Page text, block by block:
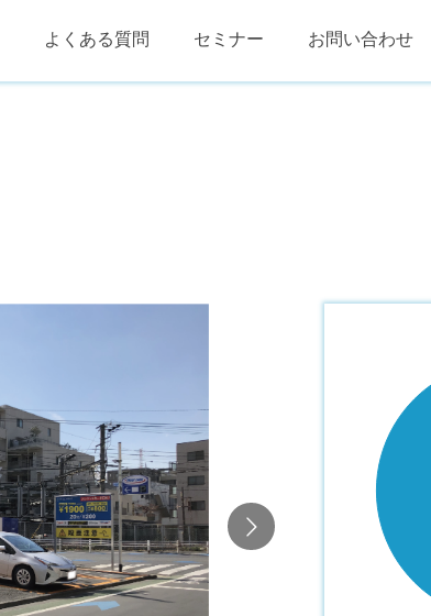
よくある質問 セミナー お問い合わせ